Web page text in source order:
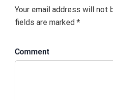
Your email address will not
fields are marked *
Comment